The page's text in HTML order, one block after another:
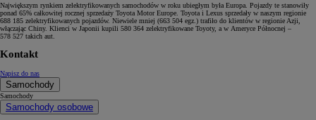
Największym rynkiem zelektryfikowanych samochodów w roku ubiegłym była Europa. Pojazdy te stanowiły
ponad 65% całkowitej rocznej sprzedaży Toyota Motor Europe. Toyota i Lexus sprzedały w naszym regionie
688 185 zelektryfikowanych pojazdów. Niewiele mniej (663 504 egz.) trafiło do klientów w regionie Azji,
włączając Chiny. Klienci w Japonii kupili 580 364 zelektryfikowane Toyoty, a w Ameryce Północnej –
578 527 takich aut.
Kontakt
Napisz do nas
Samochody
Samochody
Samochody osobowe